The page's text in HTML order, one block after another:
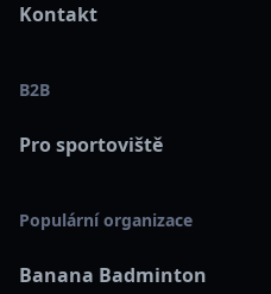
Kontakt
B2B
Pro sportoviště
Populární organizace
Banana Badminton